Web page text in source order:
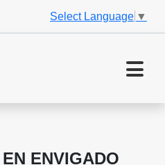
Select Language ▼
ENVIGADO